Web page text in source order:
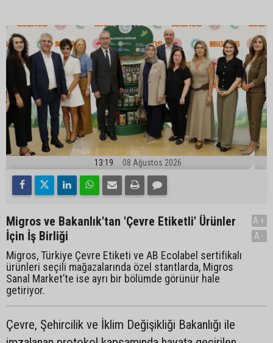
13:19 08 Ağustos 2026
Migros ve Bakanlık'tan 'Çevre Etiketli' Ürünler
İçin İş Birliği
Migros, Türkiye Çevre Etiketi ve AB Ecolabel sertifikalı
ürünleri seçili mağazalarında özel stantlarda, Migros
Sanal Market’te ise ayrı bir bölümde görünür hale
getiriyor.
A+
A-
Çevre, Şehircilik ve İklim Değişikliği Bakanlığı ile